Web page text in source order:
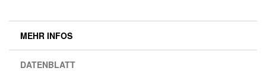
MEHR INFOS
DATENBLATT